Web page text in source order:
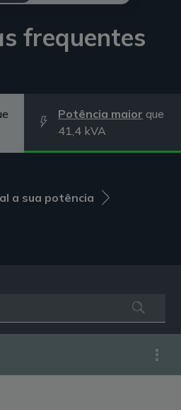
frequentes
Potência maior que
41,4 kVA
a sua potência